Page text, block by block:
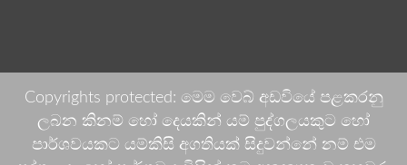
Copyrights protected: මෙම වෙබ් අඩවියේ පළකරනු
ලබන කිනම් හෝ දෙයකින් යම් පුද්ගලයකුට හෝ
පාර්ශවයකට යම්කිසි අගතියක් සිදුවන්නේ නම් එම